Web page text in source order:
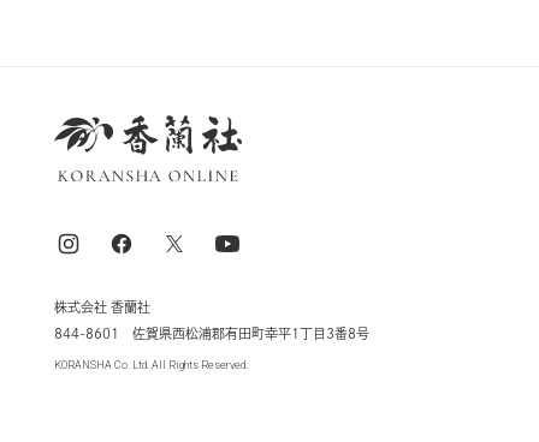
株式会社 香蘭社
844-8601 佐賀県西松浦郡有田町幸平1丁目3番8号
KORANSHA Co. Ltd. All Rights Reserved.